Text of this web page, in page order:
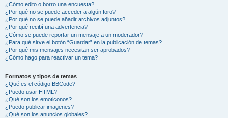
¿Cómo edito o borro una encuesta?
¿Por qué no se puede acceder a algún foro?
¿Por qué no se puede añadir archivos adjuntos?
¿Por qué recibí una advertencia?
¿Cómo se puede reportar un mensaje a un moderador?
¿Para qué sirve el botón “Guardar” en la publicación de temas?
¿Por qué mis mensajes necesitan ser aprobados?
¿Cómo hago para reactivar un tema?
Formatos y tipos de temas
¿Qué es el código BBCode?
¿Puedo usar HTML?
¿Qué son los emoticonos?
¿Puedo publicar imagenes?
¿Qué son los anuncios globales?